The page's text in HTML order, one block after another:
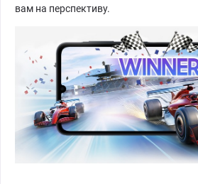
вам на перспективу.